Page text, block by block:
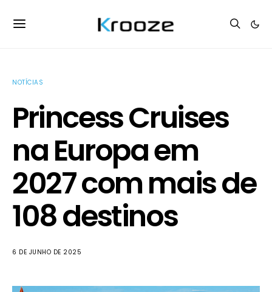
NOTÍCIAS
Princess Cruises
na Europa em
2027 com mais de
108 destinos
6 DE JUNHO DE 2025